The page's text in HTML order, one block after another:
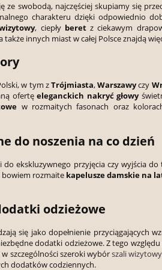
ze swobodą, najczęściej skupiamy się
charakteru dzięki odpowiednio
, ciepły beretz ciekawym
także innych miast w całej Polsce znajdą
w tym zTrójmiasta,Warszawyczy
ofertęeleganckich nakryć głowy
w rozmaitych fasonach oraz
do noszenia na co dzień
ekskluzywnego przyjęcia czy wyjścia
rozmaite kapelusze damskie na
odzieżowe
się jako dopełnienie przyciągających
dodatki odzieżowe. Z tego
szczególności szeroki wybórszali
dodatków codziennych.